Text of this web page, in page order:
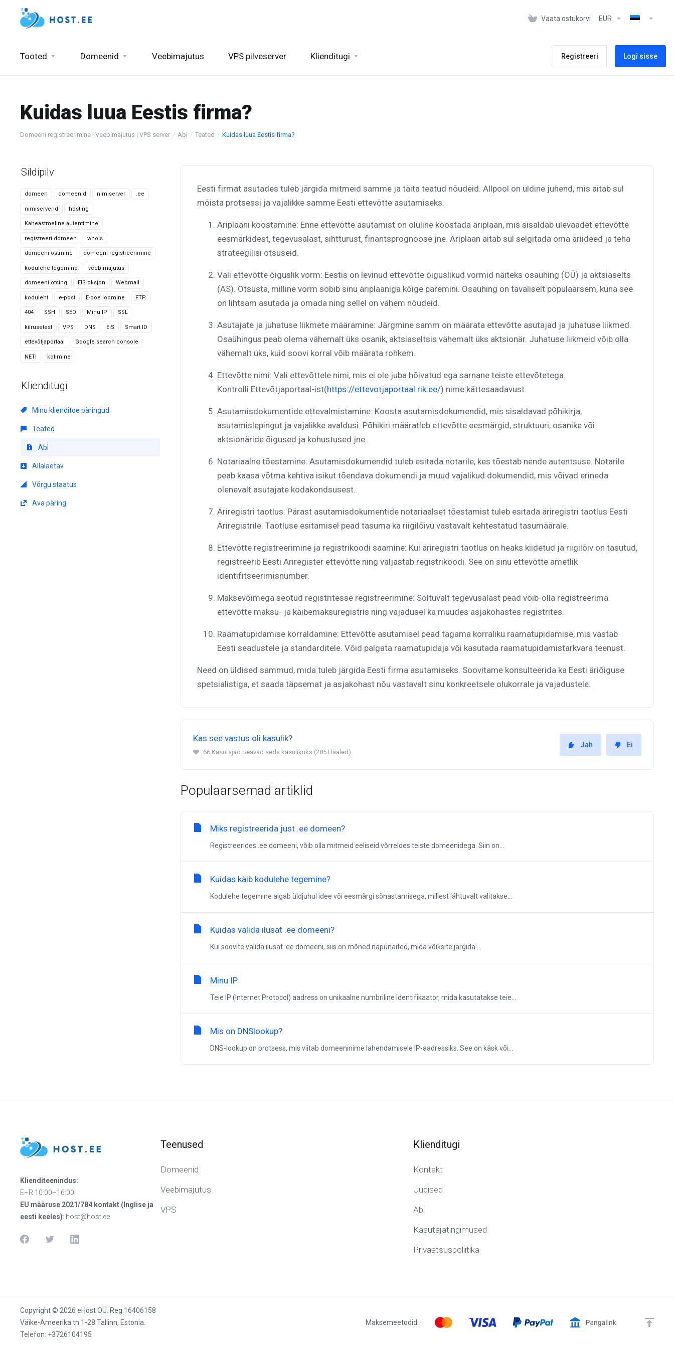
Vaata ostukorvi EUR
Tooted Domeenid Veebimajutus VPS pilveserver Klienditugi Registreeri Logi sisse
Kuidas luua Eestis firma?
Domeeni registreerimine | Veebimajutus | VPS server Abi Teated Kuidas luua Eestis firma?
Sildipilv
domeen domeenid nimiserver .ee
nimiserverid hosting
Kaheastmeline autentimine
registreeri domeen whois
domeeni ostmine domeeni registreerimine
kodulehe tegemine veebimajutus
domeeni otsing EIS oksjon Webmail
koduleht e-post E-poe loomine FTP
404 SSH SEO Minu IP SSL
kiirusetest VPS DNS EIS Smart ID
ettevõtjaportaal Google search console
NETI kolimine
Klienditugi
Minu klienditoe päringud
Teated
Abi
Allalaetav
Võrgu staatus
Ava päring
Eesti firmat asutades tuleb järgida mitmeid samme ja täita teatud nõudeid. Allpool on üldine juhend, mis aitab sul
mõista protsessi ja vajalikke samme Eesti ettevõtte asutamiseks.
Äriplaani koostamine: Enne ettevõtte asutamist on oluline koostada äriplaan, mis sisaldab ülevaadet ettevõtte
eesmärkidest, tegevusalast, sihtturust, finantsprognoose jne. Äriplaan aitab sul selgitada oma äriideed ja teha
strateegilisi otsuseid.
Vali ettevõtte õiguslik vorm: Eestis on levinud ettevõtte õiguslikud vormid näiteks osaühing (OÜ) ja aktsiaselts
(AS). Otsusta, milline vorm sobib sinu äriplaaniga kõige paremini. Osaühing on tavaliselt populaarsem, kuna see
on lihtsam asutada ja omada ning sellel on vähem nõudeid.
Asutajate ja juhatuse liikmete määramine: Järgmine samm on määrata ettevõtte asutajad ja juhatuse liikmed.
Osaühingus peab olema vähemalt üks osanik, aktsiaseltsis vähemalt üks aktsionär. Juhatuse liikmeid võib olla
vähemalt üks, kuid soovi korral võib määrata rohkem.
Ettevõtte nimi: Vali ettevõttele nimi, mis ei ole juba hõivatud ega sarnane teiste ettevõtetega.
Kontrolli Ettevõtjaportaal-ist(https://ettevotjaportaal.rik.ee/) nime kättesaadavust.
Asutamisdokumentide ettevalmistamine: Koosta asutamisdokumendid, mis sisaldavad põhikirja,
asutamislepingut ja vajalikke avaldusi. Põhikiri määratleb ettevõtte eesmärgid, struktuuri, osanike või
aktsionäride õigused ja kohustused jne.
Notariaalne tõestamine: Asutamisdokumendid tuleb esitada notarile, kes tõestab nende autentsuse. Notarile
peab kaasa võtma kehtiva isikut tõendava dokumendi ja muud vajalikud dokumendid, mis võivad erineda
olenevalt asutajate kodakondsusest.
Äriregistri taotlus: Pärast asutamisdokumentide notariaalset tõestamist tuleb esitada äriregistri taotlus Eesti
Äriregistrile. Taotluse esitamisel pead tasuma ka riigilõivu vastavalt kehtestatud tasumäärale.
Ettevõtte registreerimine ja registrikoodi saamine: Kui äriregistri taotlus on heaks kiidetud ja riigilõiv on tasutud,
registreerib Eesti Äriregister ettevõtte ning väljastab registrikoodi. See on sinu ettevõtte ametlik
identifitseerimisnumber.
Maksevõimega seotud registritesse registreerimine: Sõltuvalt tegevusalast pead võib-olla registreerima
ettevõtte maksu- ja käibemaksuregistris ning vajadusel ka muudes asjakohastes registrites.
Raamatupidamise korraldamine: Ettevõtte asutamisel pead tagama korraliku raamatupidamise, mis vastab
Eesti seadustele ja standarditele. Võid palgata raamatupidaja või kasutada raamatupidamistarkvara teenust.
Need on üldised sammud, mida tuleb järgida Eesti firma asutamiseks. Soovitame konsulteerida ka Eesti äriõiguse
spetsialistiga, et saada täpsemat ja asjakohast nõu vastavalt sinu konkreetsele olukorrale ja vajadustele.
Kas see vastus oli kasulik?
66 Kasutajad peavad seda kasulikuks (285 Hääled)
Jah Ei
Populaarsemad artiklid
Miks registreerida just .ee domeen?
Registreerides .ee domeeni, võib olla mitmeid eeliseid võrreldes teiste domeenidega. Siin on...
Kuidas käib kodulehe tegemine?
Kodulehe tegemine algab üldjuhul idee või eesmärgi sõnastamisega, millest lähtuvalt valitakse...
Kuidas valida ilusat .ee domeeni?
Kui soovite valida ilusat .ee domeeni, siis on mõned näpunäited, mida võiksite järgida:...
Minu IP
Teie IP (Internet Protocol) aadress on unikaalne numbriline identifikaator, mida kasutatakse teie...
Mis on DNSlookup?
DNS-lookup on protsess, mis viitab domeeninime lahendamisele IP-aadressiks. See on käsk või...
Klienditeenindus:
E–R 10:00–16:00
EU määruse 2021/784 kontakt (Inglise ja
eesti keeles): host@host.ee
Teenused
Domeenid
Veebimajutus
VPS
Klienditugi
Kontakt
Uudised
Abi
Kasutajatingimused
Privaatsuspoliitika
Copyright © 2026 eHost OÜ. Reg:16406158
Väike-Ameerika tn 1-28 Tallinn, Estonia.
Telefon: +3726104195
Maksemeetodid: